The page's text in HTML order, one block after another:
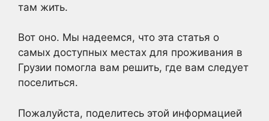
там жить.
Вот оно. Мы надеемся, что эта статья о
самых доступных местах для проживания в
Грузии помогла вам решить, где вам следует
поселиться.
Пожалуйста, поделитесь этой информацией